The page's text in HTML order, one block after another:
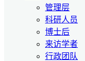
管理层
科研人员
博士后
来访学者
行政团队